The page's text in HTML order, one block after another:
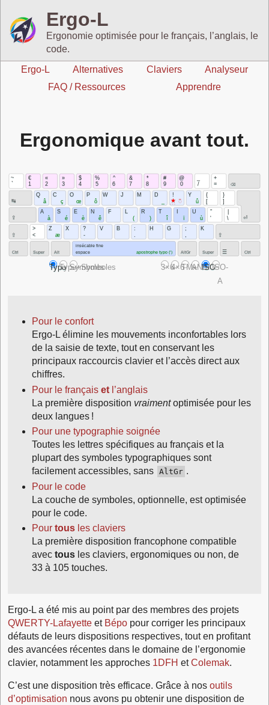
Ergo‑L
Ergonomie optimisée pour le français, l’anglais, le
code.
Ergo‑L Alternatives Claviers
Analyseur
FAQ / Ressources
Apprendre
Ergonomique avant tout.
Pour le confort
Ergo‑L élimine les mouvements inconfortables lors
de la saisie de texte, tout en conservant les
principaux raccourcis clavier et l’accès direct aux
chiffres.
Pour le français et l’anglais
La première disposition vraimentoptimisée pour les
deux langues !
Pour une typographie soignée
Toutes les lettres spécifiques au français et la
plupart des symboles typographiques sont
facilement accessibles, sans AltGr .
Pour le code
La couche de symboles, optionnelle, est optimisée
pour le code.
Pour tous les claviers
La première disposition francophone compatible
avec tous les claviers, ergonomiques ou non, de
33 à 105 touches.
Ergo‑L a été mis au point par des membres des projets
QWERTY-Lafayette et Bépo pour corriger les principaux
défauts de leurs dispositions respectives, tout en profitant
des avancées récentes dans le domaine de l’ergonomie
clavier, notamment les approches 1DFH etColemak.
C’est une disposition très efficace. Grâce à nos outils
d’optimisation nous avons pu obtenir une disposition de